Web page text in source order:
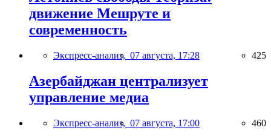
движение Мешруте и
современность
Экспресс-анализ, 07 августа, 17:28 425
Азербайджан централизует
управление медиа
Экспресс-анализ, 07 августа, 17:00 460